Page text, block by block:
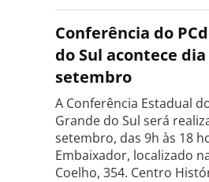
Estadual
do
PCdoB
Tocantins
será
realizada
dia
18
de
setembro
Conferência do
do Sul acontece dia
setembro
A Conferência Estadual
Grande do Sul será
setembro, das 9h às 18
Embaixador, localizado
Coelho, 354. Centro